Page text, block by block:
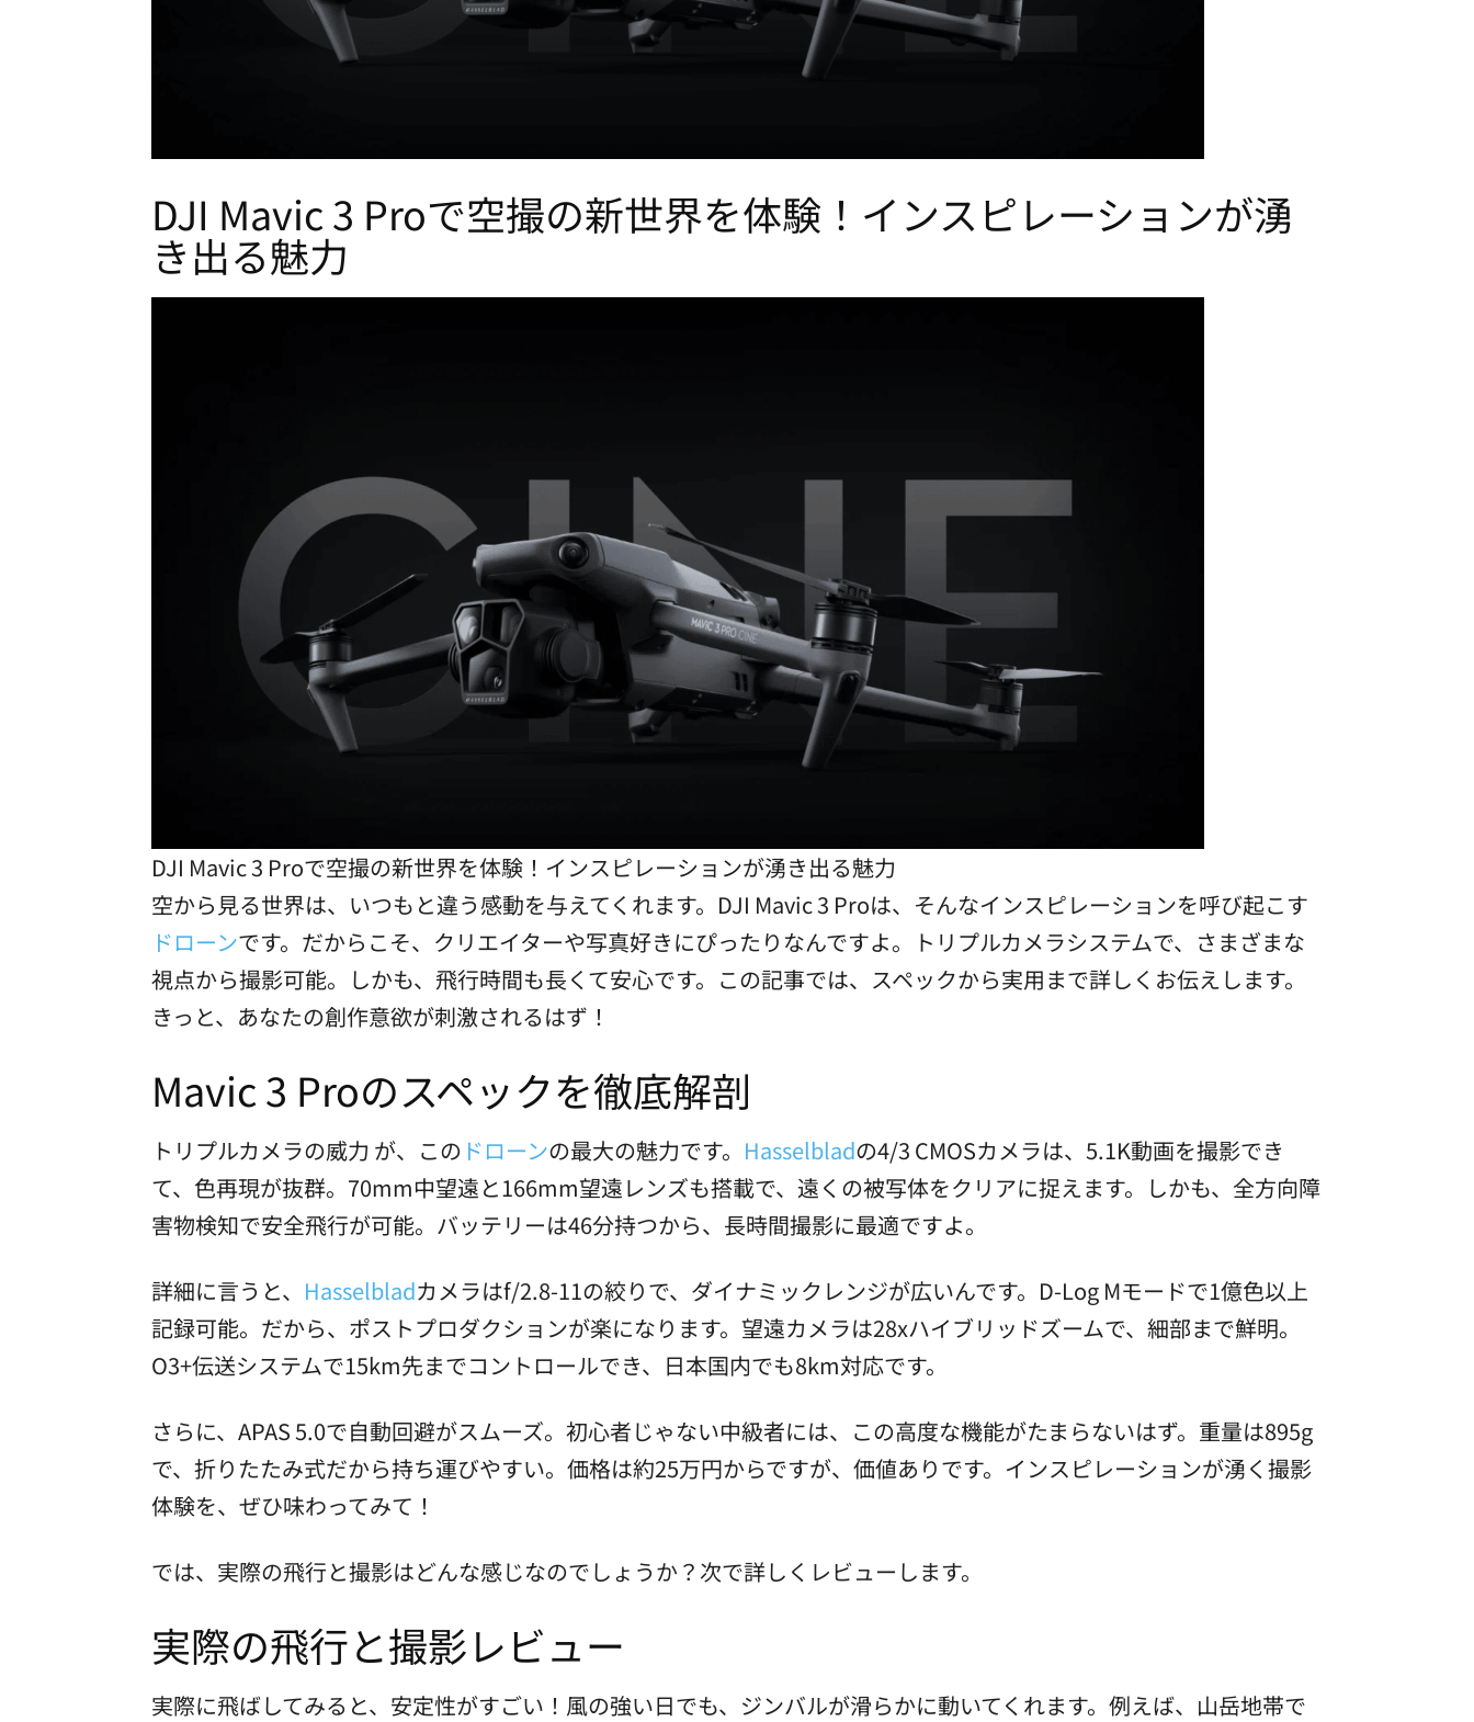
DJI Mavic 3 Proで空撮の新世界を体験！インスピレーションが湧
き出る魅力
DJI Mavic 3 Proで空撮の新世界を体験！インスピレーションが湧き出る魅力
空から見る世界は、いつもと違う感動を与えてくれます。DJI Mavic 3 Proは、そんなインスピレーションを呼び起こす
ドローンです。だからこそ、クリエイターや写真好きにぴったりなんですよ。トリプルカメラシステムで、さまざまな
視点から撮影可能。しかも、飛行時間も長くて安心です。この記事では、スペックから実用まで詳しくお伝えします。
きっと、あなたの創作意欲が刺激されるはず！
Mavic 3 Proのスペックを徹底解剖
トリプルカメラの威力 が、この ドローンの最大の魅力です。 Hasselbladの4/3 CMOSカメラは、5.1K動画を撮影でき
て、色再現が抜群。70mm中望遠と166mm望遠レンズも搭載で、遠くの被写体をクリアに捉えます。しかも、全方向障
害物検知で安全飛行が可能。バッテリーは46分持つから、長時間撮影に最適ですよ。
詳細に言うと、 Hasselbladカメラはf/2.8-11の絞りで、ダイナミックレンジが広いんです。D-Log Mモードで1億色以上
記録可能。だから、ポストプロダクションが楽になります。望遠カメラは28xハイブリッドズームで、細部まで鮮明。
O3+伝送システムで15km先までコントロールでき、日本国内でも8km対応です。
さらに、APAS 5.0で自動回避がスムーズ。初心者じゃない中級者には、この高度な機能がたまらないはず。重量は895g
で、折りたたみ式だから持ち運びやすい。価格は約25万円からですが、価値ありです。インスピレーションが湧く撮影
体験を、ぜひ味わってみて！
では、実際の飛行と撮影はどんな感じなのでしょうか？次で詳しくレビューします。
実際の飛行と撮影レビュー
実際に飛ばしてみると、安定性がすごい！風の強い日でも、ジンバルが滑らかに動いてくれます。例えば、山岳地帯で